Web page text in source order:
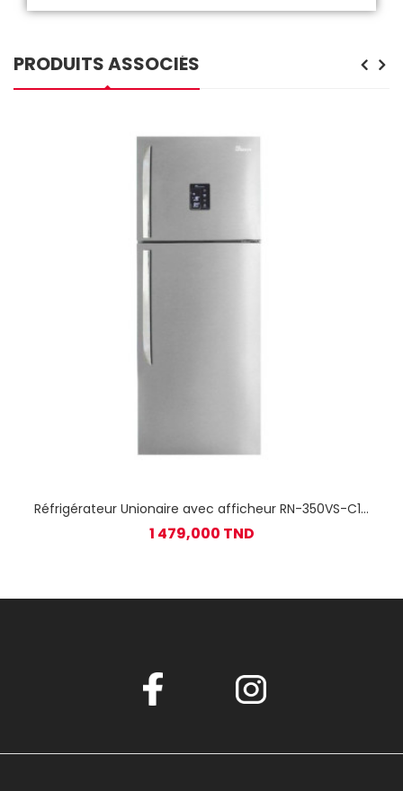
PRODUITS ASSOCIÉS
Réfrigérateur Unionaire avec afficheur RN-350VS-C10
No Frost 350L / Silver
1 479,000 TND